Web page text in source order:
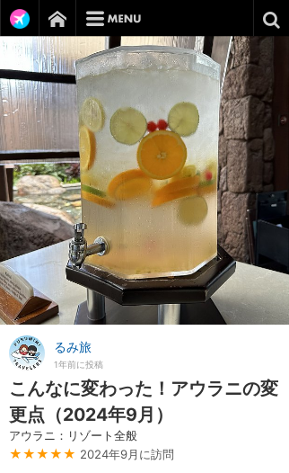
るみ旅
1年前に投稿
こんなに変わった！アウラニの変
更点（2024年9月）
アウラニ：リゾート全般
★★★★★ 2024年9月に訪問